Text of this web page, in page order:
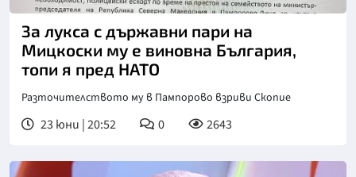
За лукса с държавни пари на
Мицкоски му е виновна България,
топи я пред НАТО
Разточителството му в Пампорово взриви Скопие
23 юни | 20:52 0 2643